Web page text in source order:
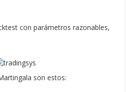
con parámetros razonables,
son estos: